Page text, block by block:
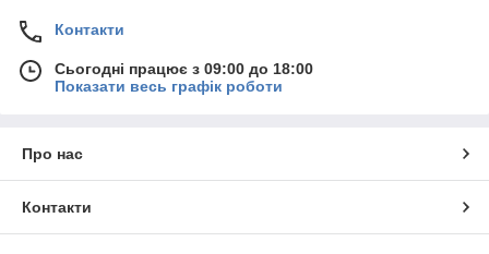
Контакти
Сьогодні працює з 09:00 до 18:00
Показати весь графік роботи
Про нас
Контакти